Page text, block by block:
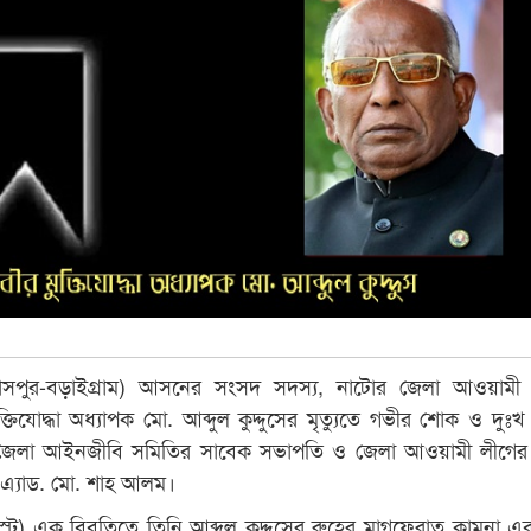
বড়াইগ্রাম) আসনের সংসদ সদস্য, নাটোর জেলা আওয়ামী
অধ্যাপক মো. আব্দুল কুদ্দুসের মৃত্যুতে গভীর শোক ও দুঃখ
আইনজীবি সমিতির সাবেক সভাপতি ও জেলা আওয়ামী
মো. শাহ আলম।